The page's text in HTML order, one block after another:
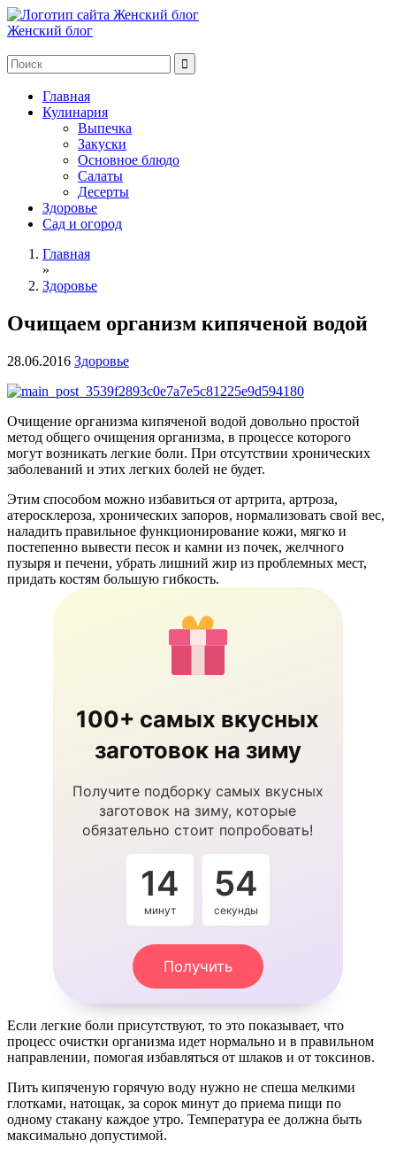
Женский блог
Главная
Кулинария
Выпечка
Закуски
Основное блюдо
Салаты
Десерты
Здоровье
Сад и огород
Главная
»
Здоровье
Очищаем организм кипяченой водой
28.06.2016 Здоровье
Очищение организма кипяченой водой довольно простой
метод общего очищения организма, в процессе которого
могут возникать легкие боли. При отсутствии хронических
заболеваний и этих легких болей не будет.
Этим способом можно избавиться от артрита, артроза,
атеросклероза, хронических запоров, нормализовать свой вес,
наладить правильное функционирование кожи, мягко и
постепенно вывести песок и камни из почек, желчного
пузыря и печени, убрать лишний жир из проблемных мест,
придать костям большую гибкость.
100+ самых вкусных
заготовок на зиму
Получите подборку самых вкусных
заготовок на зиму, которые
обязательно стоит попробовать!
14
минут
53
секунды
Получить
Если легкие боли присутствуют, то это показывает, что
процесс очистки организма идет нормально и в правильном
направлении, помогая избавляться от шлаков и от токсинов.
Пить кипяченую горячую воду нужно не спеша мелкими
глотками, натощак, за сорок минут до приема пищи по
одному стакану каждое утро. Температура ее должна быть
максимально допустимой.